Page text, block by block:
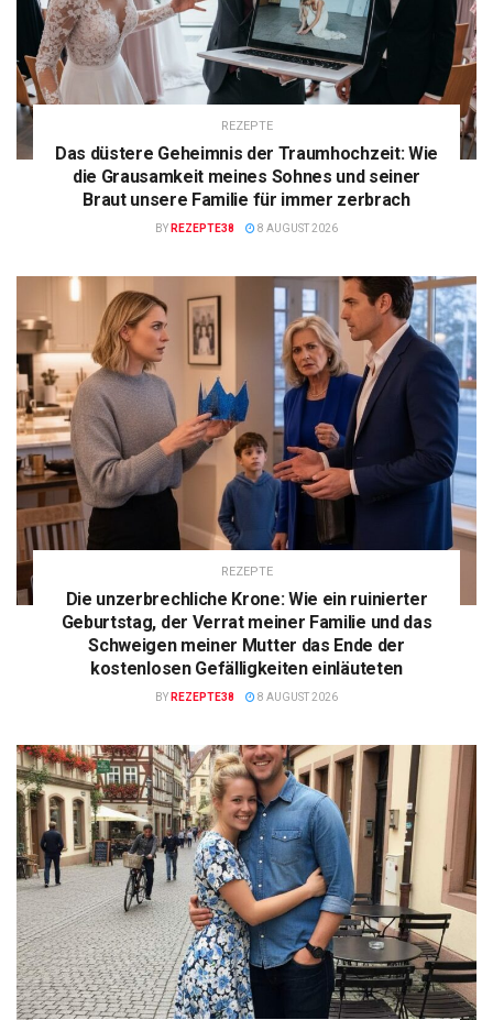
REZEPTE
Das düstere Geheimnis der Traumhochzeit: Wie
die Grausamkeit meines Sohnes und seiner
Braut unsere Familie für immer zerbrach
BY REZEPTE38 8 AUGUST 2026
REZEPTE
Die unzerbrechliche Krone: Wie ein ruinierter
Geburtstag, der Verrat meiner Familie und das
Schweigen meiner Mutter das Ende der
kostenlosen Gefälligkeiten einläuteten
BY REZEPTE38 8 AUGUST 2026